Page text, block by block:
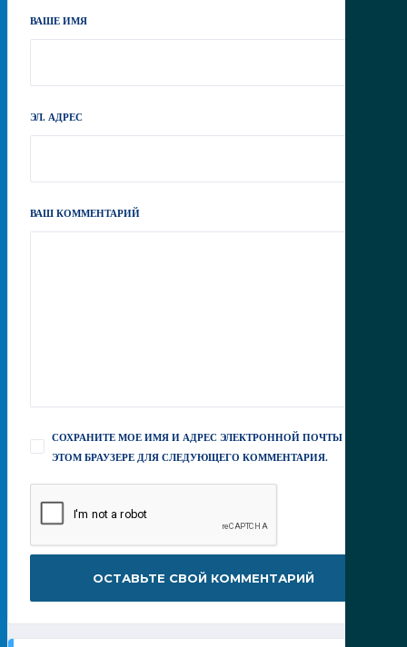
ВАШЕ ИМЯ
ЭЛ. АДРЕС
ВАШ КОММЕНТАРИЙ
СОХРАНИТЕ МОЕ ИМЯ И АДРЕС ЭЛЕКТРОННОЙ ПОЧТЫ В
ЭТОМ БРАУЗЕРЕ ДЛЯ СЛЕДУЮЩЕГО КОММЕНТАРИЯ.